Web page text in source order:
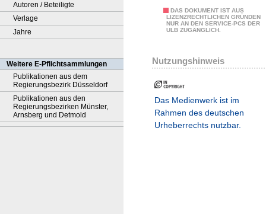
Autoren / Beteiligte
Verlage
Jahre
Weitere E-Pflichtsammlungen
Publikationen aus dem
Regierungsbezirk Düsseldorf
Publikationen aus den
Regierungsbezirken Münster,
Arnsberg und Detmold
DAS DOKUMENT IST AUS
LIZENZRECHTLICHEN GRÜNDEN
NUR AN DEN SERVICE-PCS DER
ULB ZUGÄNGLICH.
Nutzungshinweis
Das Medienwerk ist im
Rahmen des deutschen
Urheberrechts nutzbar.